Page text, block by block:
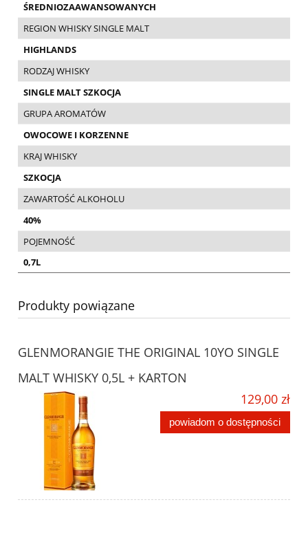
ŚREDNIOZAAWANSOWANYCH
REGION WHISKY SINGLE MALT
HIGHLANDS
RODZAJ WHISKY
SINGLE MALT SZKOCJA
GRUPA AROMATÓW
OWOCOWE I KORZENNE
KRAJ WHISKY
SZKOCJA
ZAWARTOŚĆ ALKOHOLU
40%
POJEMNOŚĆ
0,7L
Produkty powiązane
GLENMORANGIE THE ORIGINAL 10YO SINGLE
MALT WHISKY 0,5L + KARTON
129,00 zł
powiadom o dostępności